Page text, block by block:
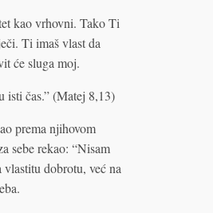
kao vrhovni. Tako Ti
Ti imaš vlast da
će sluga moj.
isti čas.” (Matej 8,13)
prema njihovom
sebe rekao: “Nisam
dobrotu, već na